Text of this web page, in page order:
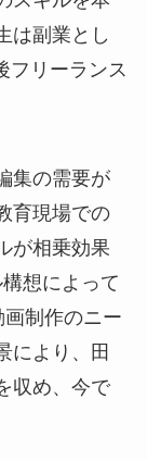
は副業とし
フリーランス
集の需要が
育現場での
が相乗効果
想によって
制作のニー
により、田
収め、今で